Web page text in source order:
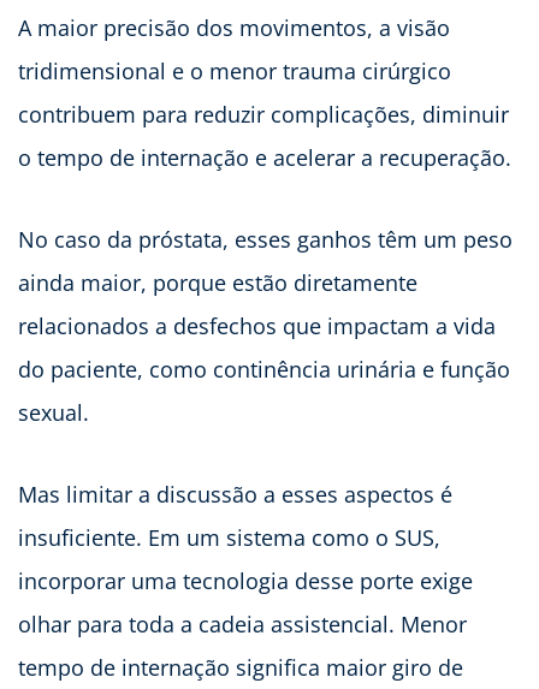
A maior precisão dos movimentos, a visão
tridimensional e o menor trauma cirúrgico
contribuem para reduzir complicações, diminuir
o tempo de internação e acelerar a recuperação.
No caso da próstata, esses ganhos têm um peso
ainda maior, porque estão diretamente
relacionados a desfechos que impactam a vida
do paciente, como continência urinária e função
sexual.
Mas limitar a discussão a esses aspectos é
insuficiente. Em um sistema como o SUS,
incorporar uma tecnologia desse porte exige
olhar para toda a cadeia assistencial. Menor
tempo de internação significa maior giro de